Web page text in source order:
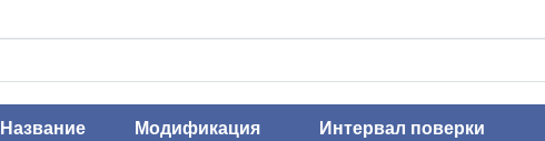
Название Модификация Интервал поверки